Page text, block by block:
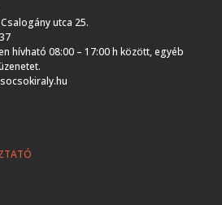
utca 25.
hívható 08:00 – 17:00 h között, egyéb